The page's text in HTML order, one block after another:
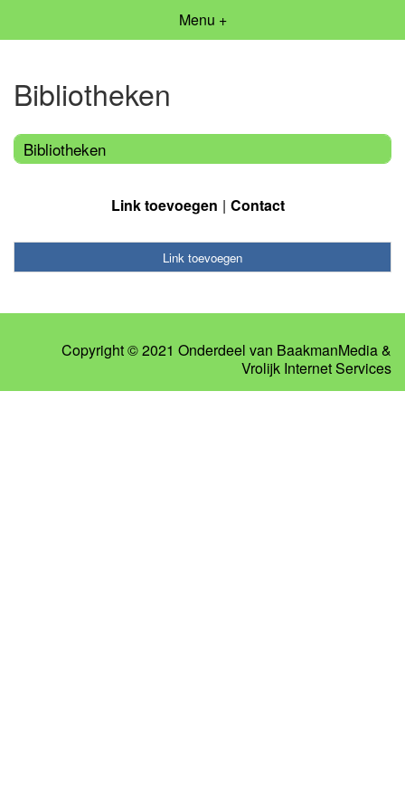
Menu +
Bibliotheken
Bibliotheken
Link toevoegen Contact
Link toevoegen
Copyright © 2021 Onderdeel van BaakmanMedia&
Vrolijk Internet Services